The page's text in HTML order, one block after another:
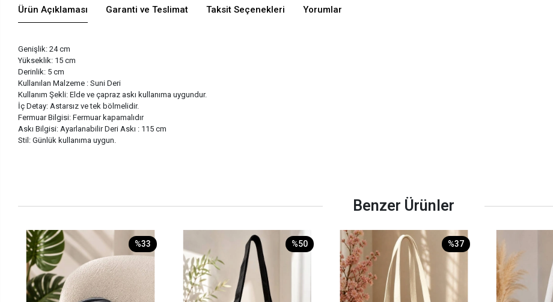
Ürün Açıklaması Garanti ve Teslimat Taksit Seçenekleri Yorumlar
Genişlik: 24 cm
Yükseklik: 15 cm
Derinlik: 5 cm
Kullanılan Malzeme : Suni Deri
Kullanım Şekli: Elde ve çapraz askı kullanıma uygundur.
İç Detay: Astarsız ve tek bölmelidir.
Fermuar Bilgisi: Fermuar kapamalıdır
Askı Bilgisi: Ayarlanabilir Deri Askı : 115 cm
Stil: Günlük kullanıma uygun.
Benzer Ürünler
%33 %50 %37